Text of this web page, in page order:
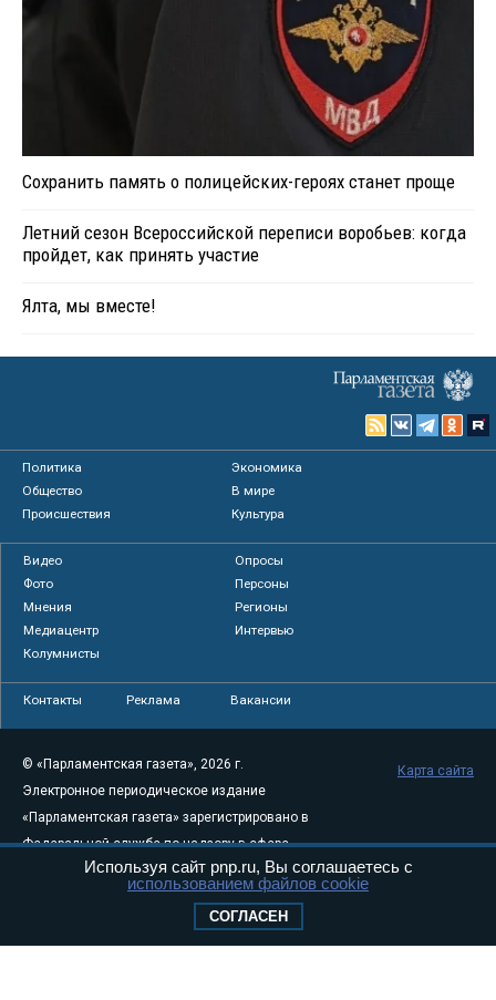
Сохранить память о полицейских-героях станет проще
Летний сезон Всероссийской переписи воробьев: когда
пройдет, как принять участие
Ялта, мы вместе!
Политика
Экономика
Общество
В мире
Происшествия
Культура
Видео
Опросы
Фото
Персоны
Мнения
Регионы
Медиацентр
Интервью
Колумнисты
Контакты Реклама Вакансии
© «Парламентская газета», 2026 г.
Электронное периодическое издание
«Парламентская газета» зарегистрировано в
Федеральной службе по надзору в сфере
связи, информационных технологий и
массовых коммуникаций (Роскомнадзор) 05
Свидетельство о регистрации Эл № ФС77-
Карта сайта
Используя сайт pnp.ru, Вы соглашаетесь с
использованием файлов cookie
СОГЛАСЕН